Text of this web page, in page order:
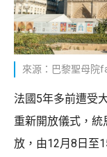
來源：巴黎聖母院
法國5年多前遭受
重新開放儀式，統
放，由12月8日至